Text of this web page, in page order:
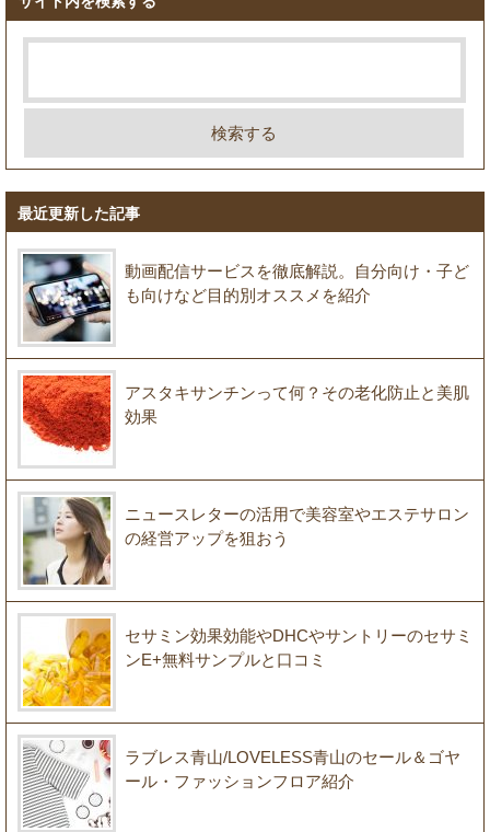
最近更新した記事
動画配信サービスを徹底解説。自分向け・子ど
も向けなど目的別オススメを紹介
アスタキサンチンって何？その老化防止と美肌
効果
ニュースレターの活用で美容室やエステサロン
の経営アップを狙おう
セサミン効果効能やDHCやサントリーのセサミ
ンE+無料サンプルと口コミ
ラブレス青山/LOVELESS青山のセール＆ゴヤ
ール・ファッションフロア紹介